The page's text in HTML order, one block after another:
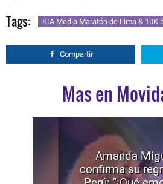
Tags: KIA Media Maratón de Lima & 10K
Compartir
Mas en
Amanda
confirma su